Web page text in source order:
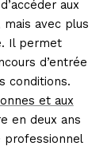
aux
mais avec plus
Il permet
d’entrée
conditions.
et aux
en deux ans
professionnel